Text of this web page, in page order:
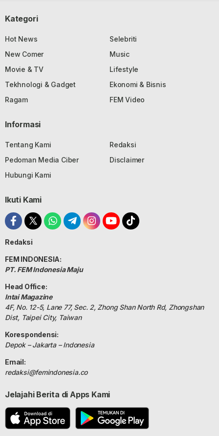
Kategori
Hot News
Selebriti
New Comer
Music
Movie & TV
Lifestyle
Tekhnologi & Gadget
Ekonomi & Bisnis
Ragam
FEM Video
Informasi
Tentang Kami
Redaksi
Pedoman Media Ciber
Disclaimer
Hubungi Kami
Ikuti Kami
Redaksi
FEM INDONESIA:
PT. FEM Indonesia Maju
Head Office:
Intai Magazine
4F, No. 12-5, Lane 77, Sec. 2, Zhong Shan North Rd, Zhongshan
Dist, Taipei City, Taiwan
Korespondensi:
Depok – Jakarta – Indonesia
Email:
redaksi@femindonesia.co
Jelajahi Berita di Apps Kami